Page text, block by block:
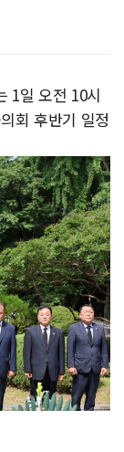
1일 오전 10시
회 후반기 일정